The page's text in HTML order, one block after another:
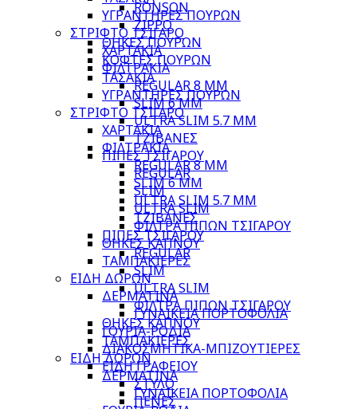
ΥΓΡΑΝΤΗΡΕΣ ΠΟΥΡΩΝ
ΣΤΡΙΦΤΟ ΤΣΙΓΑΡΟ
ΧΑΡΤΑΚΙΑ
ΦΙΛΤΡΑΚΙΑ
REGULAR 8 MM
SLIM 6 MM
ULTRA SLIM 5.7 MM
ΤΖΙΒΑΝΕΣ
ΠΙΠΕΣ ΤΣΙΓΑΡΟΥ
REGULAR
SLIM
ULTRA SLIM
ΦΙΛΤΡΑ ΠΙΠΩΝ ΤΣΙΓΑΡΟΥ
ΘΗΚΕΣ ΚΑΠΝΟΥ
ΤΑΜΠΑΚΙΕΡΕΣ
ΕΙΔΗ ΔΩΡΩΝ
ΔΕΡΜΑΤΙΝΑ
ΓΥΝΑΙΚΕΙΑ ΠΟΡΤΟΦΟΛΙΑ
ΓΟΥΡΙΑ-ΡΟΔΙΑ
ΔΙΑΚΟΣΜΗΤΙΚΑ-ΜΠΙΖΟΥΤΙΕΡΕΣ
ΕΙΔΗ ΓΡΑΦΕΙΟΥ
ΣΤΥΛΟ
ΠΕΝΕΣ
RONSON
ZIPPO
ΘΗΚΕΣ ΠΟΥΡΩΝ
ΚΟΦΤΕΣ ΠΟΥΡΩΝ
ΤΑΣΑΚΙΑ
ΥΓΡΑΝΤΗΡΕΣ ΠΟΥΡΩΝ
ΣΤΡΙΦΤΟ ΤΣΙΓΑΡΟ
ΧΑΡΤΑΚΙΑ
ΦΙΛΤΡΑΚΙΑ
REGULAR 8 MM
SLIM 6 MM
ULTRA SLIM 5.7 MM
ΤΖΙΒΑΝΕΣ
ΠΙΠΕΣ ΤΣΙΓΑΡΟΥ
REGULAR
SLIM
ULTRA SLIM
ΦΙΛΤΡΑ ΠΙΠΩΝ ΤΣΙΓΑΡΟΥ
ΘΗΚΕΣ ΚΑΠΝΟΥ
ΤΑΜΠΑΚΙΕΡΕΣ
ΕΙΔΗ ΔΩΡΩΝ
ΔΕΡΜΑΤΙΝΑ
ΓΥΝΑΙΚΕΙΑ ΠΟΡΤΟΦΟΛΙΑ